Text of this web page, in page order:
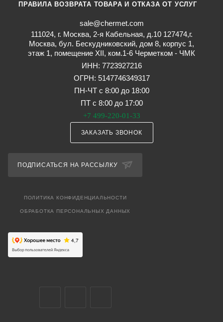
ПРАВИЛА ВОЗВРАТА ТОВАРА И ОТКАЗА ОТ УСЛУГ
sale@chermet.com
111024, г. Москва, 2-я Кабельная, д.10 127474,г.
Москва, бул. Бескудниковский, дом 8, корпус 1,
этаж 1, помещение XII, ком.1-6 Черметком - ЧМК
ИНН: 7723927216
ОГРН: 5147746349317
ПН-ЧТ с 8:00 до 18:00
ПТ с 8:00 до 17:00
+7 499-220-01-33
ЗАКАЗАТЬ ЗВОНОК
ПОДПИСАТЬСЯ НА РАССЫЛКУ
ПОЛИТИКА КОНФИДЕНЦИАЛЬНОСТИ
ОБРАБОТКА ПЕРСОНАЛЬНЫХ ДАННЫХ